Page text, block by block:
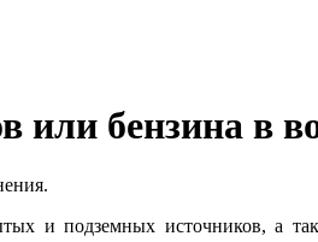
или бензина в
и подземных источников, а